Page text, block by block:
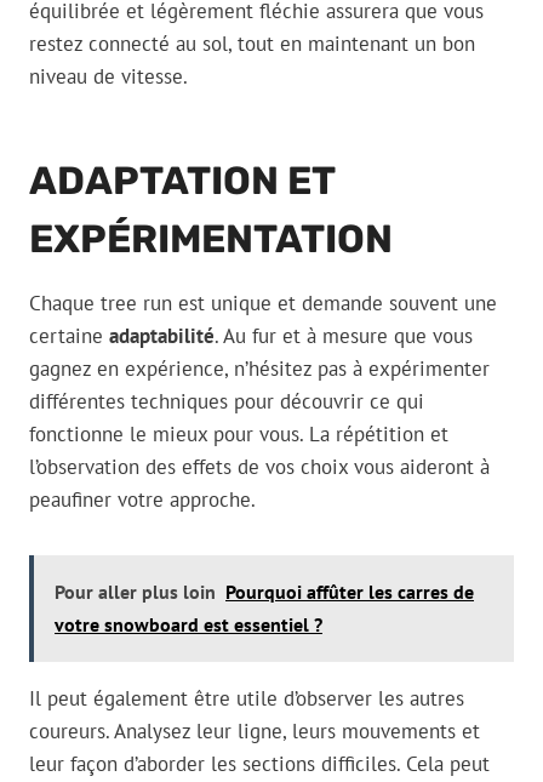
équilibrée et légèrement fléchie assurera que vous
restez connecté au sol, tout en maintenant un bon
niveau de vitesse.
ADAPTATION ET
EXPÉRIMENTATION
Chaque tree run est unique et demande souvent une
certaine adaptabilité. Au fur et à mesure que vous
gagnez en expérience, n’hésitez pas à expérimenter
différentes techniques pour découvrir ce qui
fonctionne le mieux pour vous. La répétition et
l’observation des effets de vos choix vous aideront à
peaufiner votre approche.
Pour aller plus loin Pourquoi affûter les carres de
votre snowboard est essentiel ?
Il peut également être utile d’observer les autres
coureurs. Analysez leur ligne, leurs mouvements et
leur façon d’aborder les sections difficiles. Cela peut